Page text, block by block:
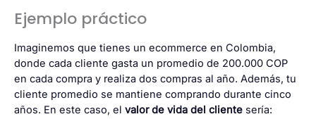
Ejemplo práctico
Imaginemos que tienes un ecommerce en Colombia,
donde cada cliente gasta un promedio de 200.000 COP
en cada compra y realiza dos compras al año. Además, tu
cliente promedio se mantiene comprando durante cinco
años. En este caso, el valor de vida del cliente sería: